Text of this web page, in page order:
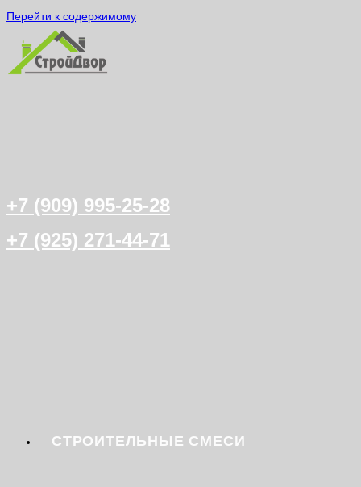
Перейти к содержимому
+7 (909) 995-25-28
+7 (925) 271-44-71
СТРОИТЕЛЬНЫЕ СМЕСИ